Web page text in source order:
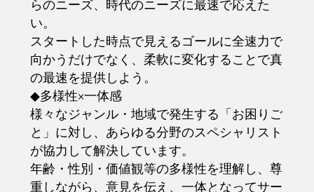
らのニーズ、時代のニーズに最速で応えた
い。
スタートした時点で見えるゴールに全速力で
向かうだけでなく、柔軟に変化することで真
の最速を提供しよう。
◆多様性×一体感
様々なジャンル・地域で発生する「お困りご
と」に対し、あらゆる分野のスペシャリスト
が協力して解決しています。
年齢・性別・価値観等の多様性を理解し、尊
重しながら、意見を伝え、一体となってサー